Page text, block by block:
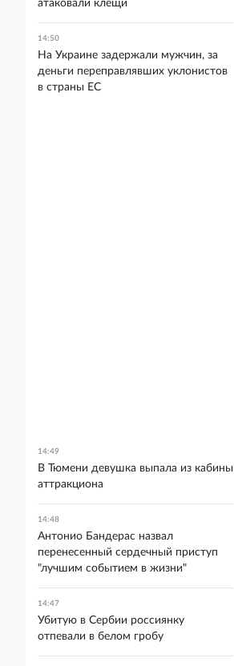
атаковали клещи
14:50
На Украине задержали мужчин, за
деньги переправлявших уклонистов
в страны ЕС
14:49
В Тюмени девушка выпала из кабины
аттракциона
14:48
Антонио Бандерас назвал
перенесенный сердечный приступ
"лучшим событием в жизни"
14:47
Убитую в Сербии россиянку
отпевали в белом гробу